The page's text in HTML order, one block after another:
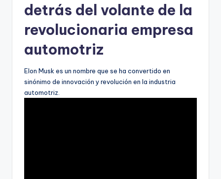
detrás del volante de la
revolucionaria empresa
automotriz
Elon Musk es un nombre que se ha convertido en
sinónimo de innovación y revolución en la industria
automotriz.